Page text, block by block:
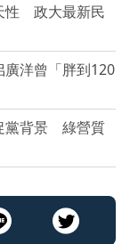
性 政大最新民
洋曾「胖到120
黨背景 綠營質